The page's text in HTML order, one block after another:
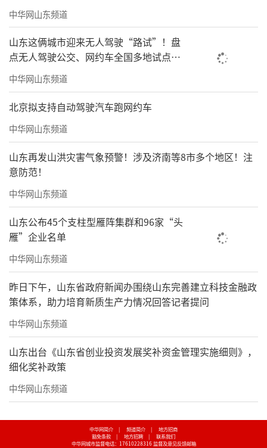
中华网山东频道
山东这俩城市迎来无人驾驶“路试”！盘
点无人驾驶公交、网约车全国多地试点之
路
中华网山东频道
北京拟支持自动驾驶汽车跑网约车
中华网山东频道
山东再发山洪灾害气象预警！涉及济南等8市多个地区！注
意防范！
中华网山东频道
山东公布45个支柱型雁阵集群和96家“头
雁”企业名单
中华网山东频道
昨日下午，山东省政府新闻办围绕山东完善建立科技金融政
策体系，助力培育新质生产力情况回答记者提问
中华网山东频道
山东出台《山东省创业投资发展奖补资金管理实施细则》，
细化奖补政策
中华网山东频道
中华网简介 | 频道简介 |
地方招商
豁免条款
| 地方招聘 |
联系我们
中华网城市监督电话：17610228316 监督及意见反馈邮箱